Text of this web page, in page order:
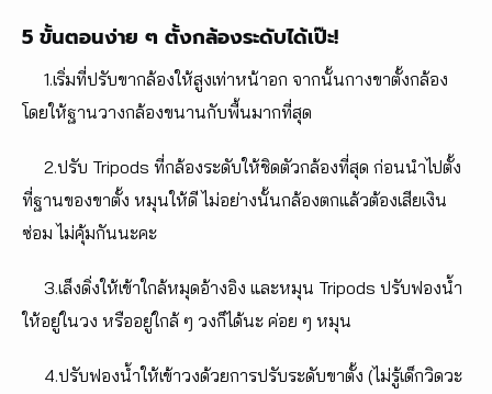
5 ขั้นตอนง่าย ๆ ตั้งกล้องระดับได้เป๊ะ!
1.เริ่มที่ปรับขากล้องให้สูงเท่าหน้าอก จากนั้นกางขาตั้งกล้อง
โดยให้ฐานวางกล้องขนานกับพื้นมากที่สุด
2.ปรับ Tripods ที่กล้องระดับให้ชิดตัวกล้องที่สุด ก่อนนำไปตั้ง
ที่ฐานของขาตั้ง หมุนให้ดี ไม่อย่างนั้นกล้องตกแล้วต้องเสียเงิน
ซ่อม ไม่คุ้มกันนะคะ
3.เล็งดิ่งให้เข้าใกล้หมุดอ้างอิง และหมุน Tripods ปรับฟองน้ำ
ให้อยู่ในวง หรืออยู่ใกล้ ๆ วงก็ได้นะ ค่อย ๆ หมุน
4.ปรับฟองน้ำให้เข้าวงด้วยการปรับระดับขาตั้ง (ไม่รู้เด็กวิดวะ